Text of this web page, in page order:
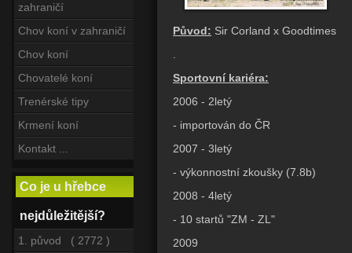
zahraničí
Chov koní v zahraničí
Chov koní
Chovatelé koní
Trenérské tipy
Krmení koní
Kontakt ...
Co je u hřebce
nejdůležitější?
1. původ ( 2772 )
Původ: Sir Corland x Goodtimes
Sportovní kariéra:
2006 - 2letý
- importován do ČR
2007 - 3letý
- výkonnostní zkoušky (7.8b)
2008 - 4letý
- 10 startů "ZM - ZL"
2009